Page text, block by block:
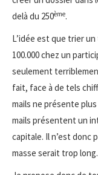
delà du 250ème.
L’idée est que trier
100.000 chez un
seulement
fait, face à de tels
mails ne présente
mails présentent un
capitale. Il n’est donc
masse serait trop long.